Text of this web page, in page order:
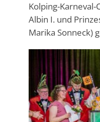
Kolping-Karneval-
Albin I. und
Marika Sonneck)